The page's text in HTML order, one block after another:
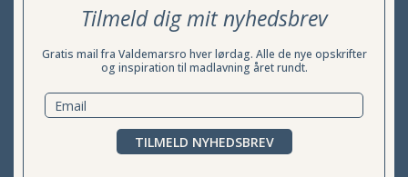
Tilmeld dig mit nyhedsbrev
Gratis mail fra Valdemarsro hver lørdag. Alle de nye opskrifter
og inspiration til madlavning året rundt.
TILMELD NYHEDSBREV